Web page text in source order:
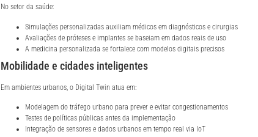
No setor da saúde:
Simulações personalizadas auxiliam médicos em diagnósticos e cirurgias
Avaliações de próteses e implantes se baseiam em dados reais de uso
A medicina personalizada se fortalece com modelos digitais precisos
Mobilidade e cidades inteligentes
Em ambientes urbanos, o Digital Twin atua em:
Modelagem do tráfego urbano para prever e evitar congestionamentos
Testes de políticas públicas antes da implementação
Integração de sensores e dados urbanos em tempo real via IoT